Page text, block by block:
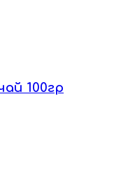
100гр